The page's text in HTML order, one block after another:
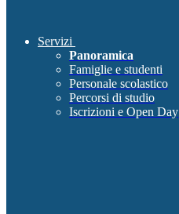
Servizi
Panoramica
Famiglie e studenti
Personale scolastico
Percorsi di studio
Iscrizioni e Open Day